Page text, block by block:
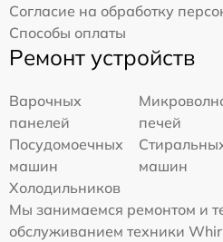
Согласие на обработку
Способы оплаты
Ремонт устройств
Варочных
панелей
печей
Посудомоечных
машин
машин
Холодильников
Мы занимаемся ремонтом и
обслуживанием техники